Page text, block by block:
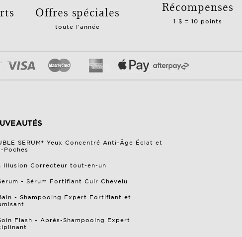
Offres spéciales
toute l'année
Récompenses
1 $ = 10 points
SERUM® Yeux Concentré Anti-Âge Éclat et
Poches
Illusion Correcteur tout-en-un
- Sérum Fortifiant Cuir Chevelu
- Shampooing Expert Fortifiant et
Flash - Après-Shampooing Expert